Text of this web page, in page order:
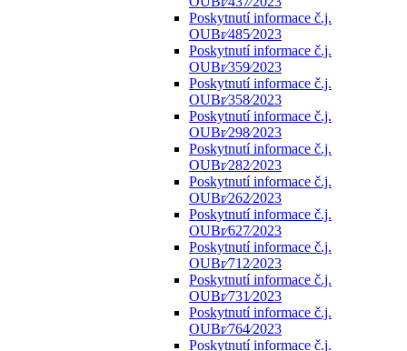
Poskytnutí informace č.j.
OUBr⁄485⁄2023
Poskytnutí informace č.j.
OUBr⁄359⁄2023
Poskytnutí informace č.j.
OUBr⁄358⁄2023
Poskytnutí informace č.j.
OUBr⁄298⁄2023
Poskytnutí informace č.j.
OUBr⁄282⁄2023
Poskytnutí informace č.j.
OUBr⁄262⁄2023
Poskytnutí informace č.j.
OUBr⁄627⁄2023
Poskytnutí informace č.j.
OUBr⁄712⁄2023
Poskytnutí informace č.j.
OUBr⁄731⁄2023
Poskytnutí informace č.j.
OUBr⁄764⁄2023
Poskytnutí informace č.j.